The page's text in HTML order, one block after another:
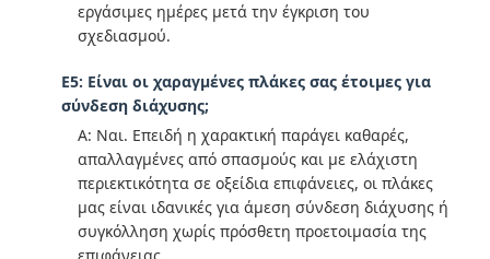
εργάσιμες ημέρες μετά την έγκριση του
σχεδιασμού.
Ε5: Είναι οι χαραγμένες πλάκες σας έτοιμες για
σύνδεση διάχυσης;
Α: Ναι. Επειδή η χαρακτική παράγει καθαρές,
απαλλαγμένες από σπασμούς και με ελάχιστη
περιεκτικότητα σε οξείδια επιφάνειες, οι πλάκες
μας είναι ιδανικές για άμεση σύνδεση διάχυσης ή
συγκόλληση χωρίς πρόσθετη προετοιμασία της